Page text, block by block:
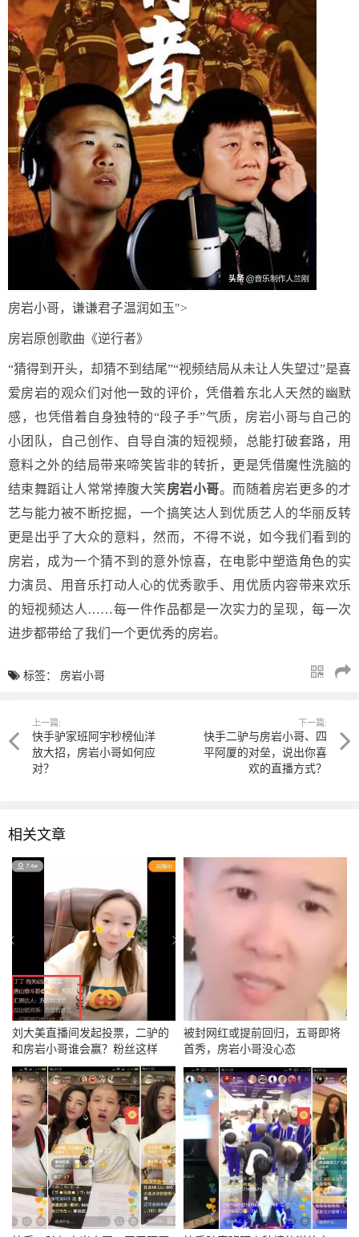
房岩小哥，谦谦君子温润如玉">
房岩原创歌曲《逆行者》
“猜得到开头，却猜不到结尾”“视频结局从未让人失望过”是喜
爱房岩的观众们对他一致的评价，凭借着东北人天然的幽默
感，也凭借着自身独特的“段子手”气质，房岩小哥与自己的
小团队，自己创作、自导自演的短视频，总能打破套路，用
意料之外的结局带来啼笑皆非的转折，更是凭借魔性洗脑的
结束舞蹈让人常常捧腹大笑房岩小哥。而随着房岩更多的才
艺与能力被不断挖掘，一个搞笑达人到优质艺人的华丽反转
更是出乎了大众的意料，然而，不得不说，如今我们看到的
房岩，成为一个猜不到的意外惊喜，在电影中塑造角色的实
力演员、用音乐打动人心的优秀歌手、用优质内容带来欢乐
的短视频达人……每一件作品都是一次实力的呈现，每一次
进步都带给了我们一个更优秀的房岩。
标签： 房岩小哥
上一篇:
快手驴家班阿宇秒榜仙洋
放大招，房岩小哥如何应
对？
下一篇:
快手二驴与房岩小哥、四
平阿厦的对垒，说出你喜
欢的直播方式？
相关文章
刘大美直播间发起投票，二驴的
和房岩小哥谁会赢？粉丝这样
说？
被封网红或提前回归，五哥即将
首秀，房岩小哥没心态